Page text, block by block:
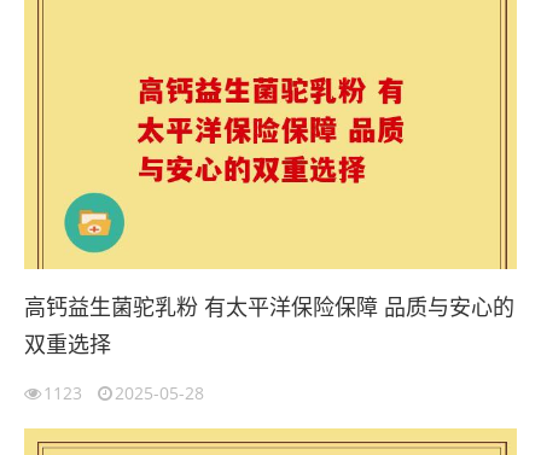
高钙益生菌驼乳粉 有太平洋保险保障 品质与安心的
双重选择
1123 2025-05-28